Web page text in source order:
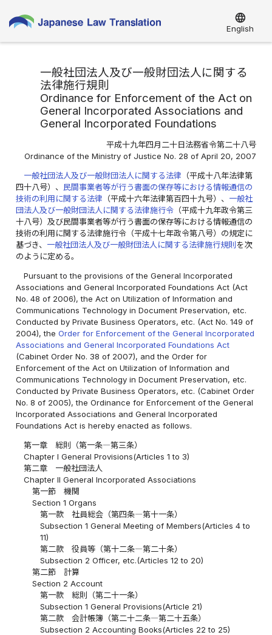
language
English
一般社団法人及び一般財団法人に関する
法律施行規則
Ordinance for Enforcement of the Act on
General Incorporated Associations and
General Incorporated Foundations
平成十九年四月二十日法務省令第二十八号
Ordinance of the Ministry of Justice No. 28 of April 20, 2007
一般社団法人及び一般財団法人に関する法律 （平成十八年法律第
四十八号）、 民間事業者等が行う書面の保存等における情報通信の
技術の利用に関する法律 （平成十六年法律第百四十九号）、 一般社
団法人及び一般財団法人に関する法律施行令 （平成十九年政令第三
十八号）及び民間事業者等が行う書面の保存等における情報通信の
技術の利用に関する法律施行令（平成十七年政令第八号）の規定に
基づき、 一般社団法人及び一般財団法人に関する法律施行規則を次
のように定める。
Pursuant to the provisions of the General Incorporated
Associations and General Incorporated Foundations Act (Act
No. 48 of 2006), the Act on Utilization of Information and
Communications Technology in Document Preservation, etc.
Conducted by Private Business Operators, etc. (Act No. 149 of
2004), theOrder for Enforcement of the General Incorporated
Associations and General Incorporated Foundations Act
(Cabinet Order No. 38 of 2007), and the Order for
Enforcement of the Act on Utilization of Information and
Communications Technology in Document Preservation, etc.
Conducted by Private Business Operators, etc. (Cabinet Order
No. 8 of 2005), the Ordinance for Enforcement of the General
Incorporated Associations and General Incorporated
Foundations Act is hereby enacted as follows.
第一章 総則（第一条―第三条）
Chapter I General Provisions(Articles 1 to 3)
第二章 一般社団法人
Chapter II General Incorporated Associations
第一節 機関
Section 1 Organs
第一款 社員総会（第四条―第十一条）
Subsection 1 General Meeting of Members(Articles 4 to
11)
第二款 役員等（第十二条―第二十条）
Subsection 2 Officer, etc.(Articles 12 to 20)
第二節 計算
Section 2 Account
第一款 総則（第二十一条）
Subsection 1 General Provisions(Article 21)
第二款 会計帳簿（第二十二条―第二十五条）
Subsection 2 Accounting Books(Articles 22 to 25)